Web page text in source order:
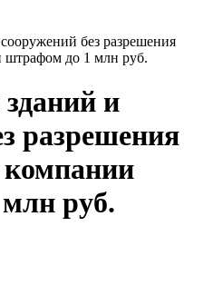
без разрешения
штрафом до 1 млн руб.
и
разрешения
компании
руб.